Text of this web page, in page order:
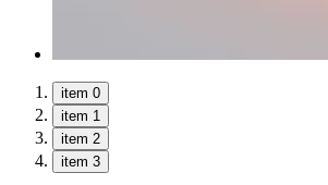
item 0
item 1
item 2
item 3